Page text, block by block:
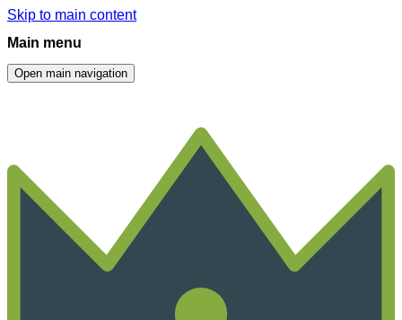
Skip to main content
Main menu
Open main navigation